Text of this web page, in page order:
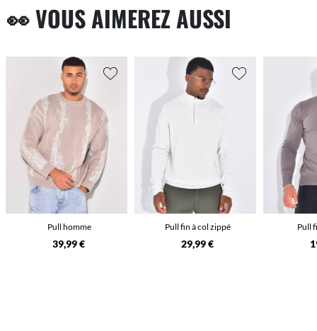
👀 VOUS AIMEREZ AUSSI
Pull homme
39,99 €
Pull fin à col zippé
29,99 €
Pull